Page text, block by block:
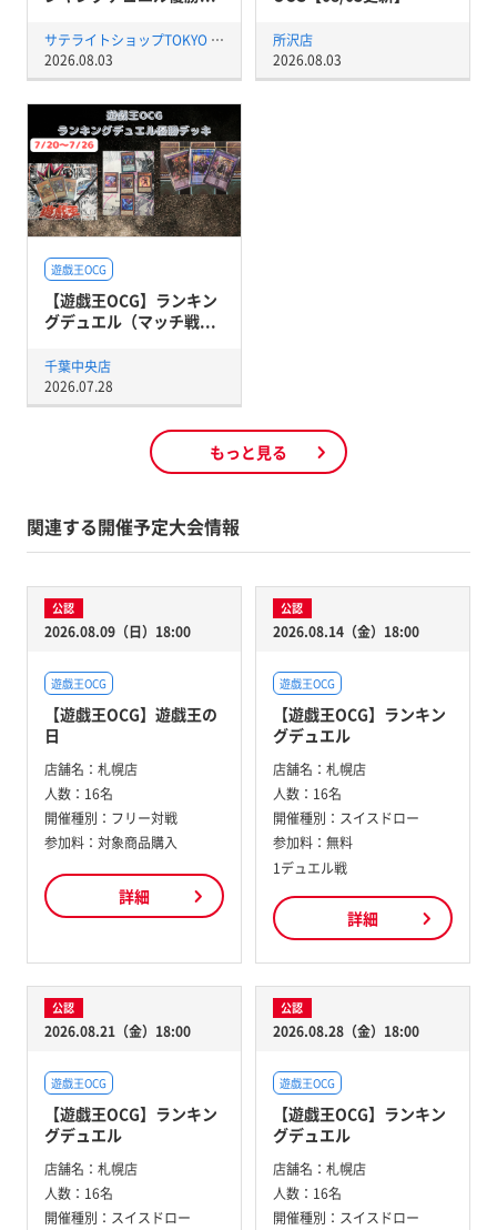
サテライトショップTOKYO 秋葉原店
2026.08.03
所沢店
2026.08.03
遊戯王OCG
【遊戯王OCG】ランキン
グデュエル（マッチ戦...
千葉中央店
2026.07.28
もっと見る
関連する開催予定大会情報
公認
2026.08.09（日）18:00
遊戯王OCG
【遊戯王OCG】遊戯王の
日
店舗名： 札幌店
人数： 16名
開催種別： フリー対戦
参加料： 対象商品購入
詳細
公認
2026.08.14（金）18:00
遊戯王OCG
【遊戯王OCG】ランキン
グデュエル
店舗名： 札幌店
人数： 16名
開催種別： スイスドロー
参加料： 無料
1デュエル戦
詳細
公認
2026.08.21（金）18:00
遊戯王OCG
【遊戯王OCG】ランキン
グデュエル
店舗名： 札幌店
人数： 16名
開催種別： スイスドロー
公認
2026.08.28（金）18:00
遊戯王OCG
【遊戯王OCG】ランキン
グデュエル
店舗名： 札幌店
人数： 16名
開催種別： スイスドロー